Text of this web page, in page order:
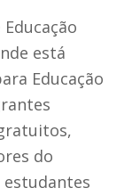
está
Educação
do
estudantes